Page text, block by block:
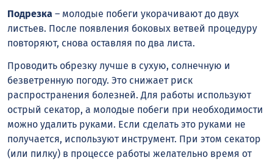
Подрезка – молодые побеги укорачивают до двух
листьев. После появления боковых ветвей процедуру
повторяют, снова оставляя по два листа.
Проводить обрезку лучше в сухую, солнечную и
безветренную погоду. Это снижает риск
распространения болезней. Для работы используют
острый секатор, а молодые побеги при необходимости
можно удалить руками. Если сделать это руками не
получается, используют инструмент. При этом секатор
(или пилку) в процессе работы желательно время от